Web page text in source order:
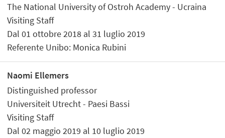
The National University of Ostroh Academy - Ucraina
Visiting Staff
Dal 01 ottobre 2018 al 31 luglio 2019
Referente Unibo: Monica Rubini
Naomi Ellemers
Distinguished professor
Universiteit Utrecht - Paesi Bassi
Visiting Staff
Dal 02 maggio 2019 al 10 luglio 2019